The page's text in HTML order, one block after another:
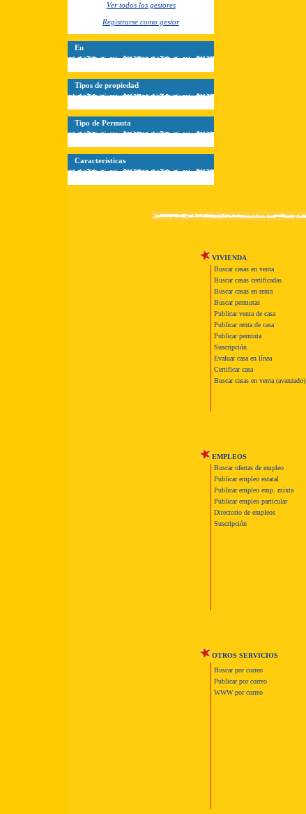
Ver todos los gestores
Registrarse como gestor
En
Tipos de propiedad
Tipo de Permuta
Características
VIVIENDA
Buscar casas en venta
Buscar casas certificadas
Buscar casas en renta
Buscar permutas
Publicar venta de casa
Publicar renta de casa
Publicar permuta
Suscripción
Evaluar casa en línea
Certificar casa
Buscar casas en venta (avanzado)
EMPLEOS
Buscar ofertas de empleo
Publicar empleo estatal
Publicar empleo emp. mixta
Publicar empleo particular
Directorio de empleos
Suscripción
OTROS SERVICIOS
Buscar por correo
Publicar por correo
WWW por correo